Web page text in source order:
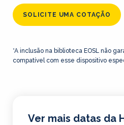
SOLICITE UMA COTAÇÃO
*A inclusão na biblioteca EOSL não
compatível com esse dispositivo
Ver mais datas da